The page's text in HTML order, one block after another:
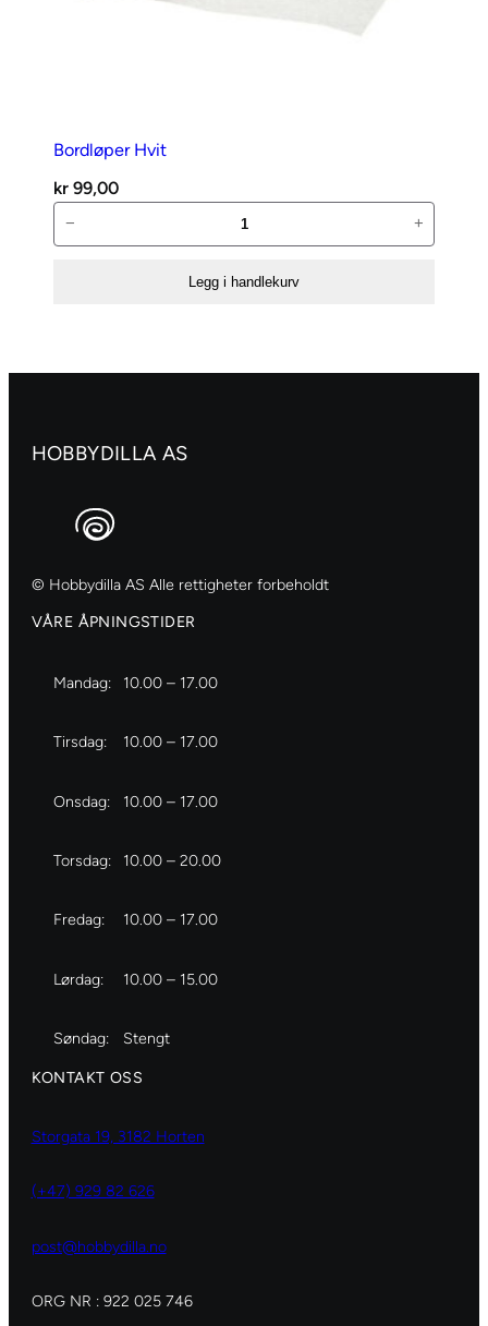
Bordløper Hvit
kr 99,00
Hvit
− +
Legg i handlekurv
HOBBYDILLA AS
© Hobbydilla AS Alle rettigheter forbeholdt
VÅRE ÅPNINGSTIDER
Mandag: 10.00 – 17.00
Tirsdag: 10.00 – 17.00
Onsdag: 10.00 – 17.00
Torsdag: 10.00 – 20.00
Fredag: 10.00 – 17.00
Lørdag: 10.00 – 15.00
Søndag: Stengt
KONTAKT OSS
Storgata 19, 3182 Horten
(+47) 929 82 626
post@hobbydilla.no
ORG NR : 922 025 746